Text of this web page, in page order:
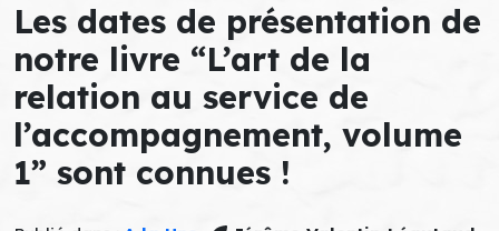
Les dates de présentation de
notre livre “L’art de la
relation au service de
l’accompagnement, volume
1” sont connues !